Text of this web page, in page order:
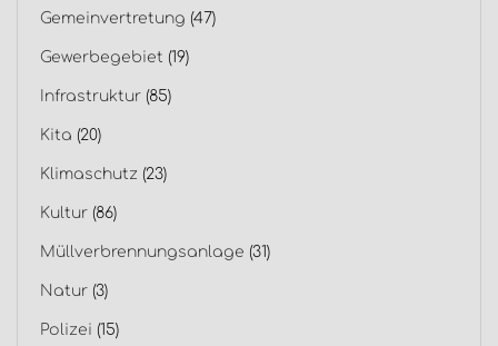
Gemeinvertretung (47)
Gewerbegebiet (19)
Infrastruktur (85)
Kita (20)
Klimaschutz (23)
Kultur (86)
Müllverbrennungsanlage (31)
Natur (3)
Polizei (15)